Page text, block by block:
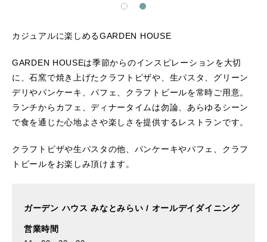
カジュアルに楽しめるGARDEN HOUSE
GARDEN HOUSEは季節からのインスピレーションを大切
に、石窯で焼き上げたクラフトピザや、生パスタ、グリーン
デリやパンケーキ、パフェ、クラフトビールを常時ご用意。
ランチからカフェ、ディナータイムは勿論、あらゆるシーン
で食を通じた心地よさや楽しさを提供するレストランです。
クラフトピザや生パスタの他、パンケーキやパフェ、クラフ
トビールをお楽しみ頂けます。
ガーデン ハウス みなとみらい / オールデイダイニング
営業時間